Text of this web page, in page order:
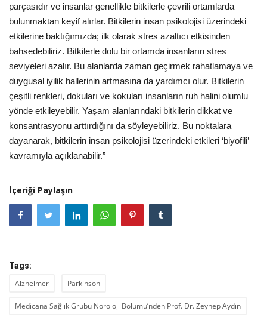
parçasıdır ve insanlar genellikle bitkilerle çevrili ortamlarda
bulunmaktan keyif alırlar. Bitkilerin insan psikolojisi üzerindeki
etkilerine baktığımızda; ilk olarak stres azaltıcı etkisinden
bahsedebiliriz. Bitkilerle dolu bir ortamda insanların stres
seviyeleri azalır. Bu alanlarda zaman geçirmek rahatlamaya ve
duygusal iyilik hallerinin artmasına da yardımcı olur. Bitkilerin
çeşitli renkleri, dokuları ve kokuları insanların ruh halini olumlu
yönde etkileyebilir. Yaşam alanlarındaki bitkilerin dikkat ve
konsantrasyonu arttırdığını da söyleyebiliriz. Bu noktalara
dayanarak, bitkilerin insan psikolojisi üzerindeki etkileri ‘biyofili’
kavramıyla açıklanabilir.”
İçeriği Paylaşın
Tags:
Alzheimer Parkinson
Medicana Sağlık Grubu Nöroloji Bölümü’nden Prof. Dr. Zeynep Aydın